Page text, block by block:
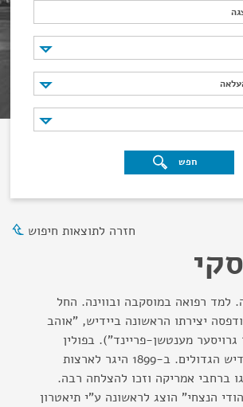
חפש
חזרה לתוצאות חיפוש
למד רפואה במוסקבה ובווינה. החל
יצירתו הראשונה ביידיש, "אוהב
מענטשן-פריינד"). בפולין
התקרב אל יוצרי היידיש הגדולים. ב-1899 היגר לארצות
ברחבי אמריקה וזכו להצלחה רבה.
הנצחי" הוצג לראשונה ע"י תיאטרון